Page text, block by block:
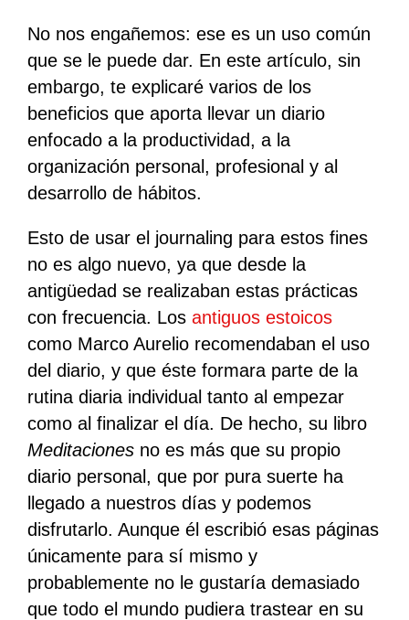
No nos engañemos: ese es un uso común
que se le puede dar. En este artículo, sin
embargo, te explicaré varios de los
beneficios que aporta llevar un diario
enfocado a la productividad, a la
organización personal, profesional y al
desarrollo de hábitos.
Esto de usar el journaling para estos fines
no es algo nuevo, ya que desde la
antigüedad se realizaban estas prácticas
con frecuencia. Los antiguos estoicos
como Marco Aurelio recomendaban el uso
del diario, y que éste formara parte de la
rutina diaria individual tanto al empezar
como al finalizar el día. De hecho, su libro
Meditacionesno es más que su propio
diario personal, que por pura suerte ha
llegado a nuestros días y podemos
disfrutarlo. Aunque él escribió esas páginas
únicamente para sí mismo y
probablemente no le gustaría demasiado
que todo el mundo pudiera trastear en su